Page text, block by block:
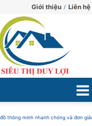
Giới thiệu Liên hệ
thông minh nhanh chóng và đơn